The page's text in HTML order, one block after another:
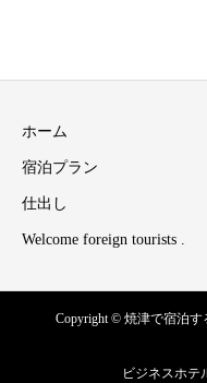
ホーム
宿泊プラン
仕出し
Welcome foreign tourists .
Copyright © 焼津で宿泊
ビジネスホテ